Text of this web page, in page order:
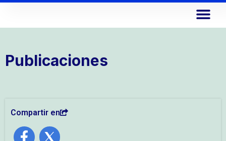
Publicaciones
Compartir en